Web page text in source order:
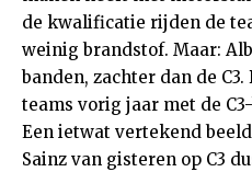
de kwalificatie rijden de
weinig brandstof. Maar:
banden, zachter dan de
teams vorig jaar met de
Een ietwat vertekend
Sainz van gisteren op C3